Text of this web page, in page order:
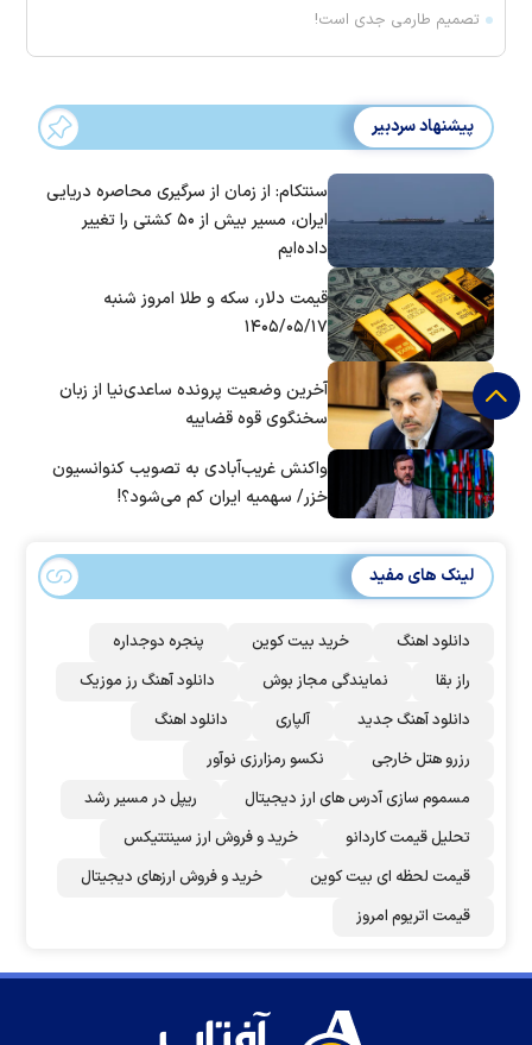
تصمیم طارمی جدی است!
پیشنهاد سردبیر
سنتکام: از زمان از سرگیری محاصره دریایی
ایران، مسیر بیش از ۵۰ کشتی را تغییر
داده‌ایم
قیمت دلار، سکه و طلا امروز شنبه
۱۴۰۵/۰۵/۱۷
آخرین وضعیت پرونده ساعدی‌نیا از زبان
سخنگوی قوه قضاییه
واکنش غریب‌آبادی به تصویب کنوانسیون
خزر/ سهمیه ایران کم می‌شود؟!
لینک های مفید
دانلود اهنگ خرید بیت کوین
پنجره دوجداره
راز بقا
نمایندگی مجاز بوش
دانلود آهنگ رز‌ موزیک
دانلود آهنگ جدید
آلپاری
دانلود اهنگ
رزرو هتل خارجی
نکسو رمزارزی نوآور
مسموم سازی آدرس های ارز دیجیتال
ریپل در مسیر رشد
تحلیل قیمت کاردانو
خرید و فروش ارز سینتتیکس
قیمت لحظه ای بیت کوین
خرید و فروش ارزهای دیجیتال
قیمت اتریوم امروز